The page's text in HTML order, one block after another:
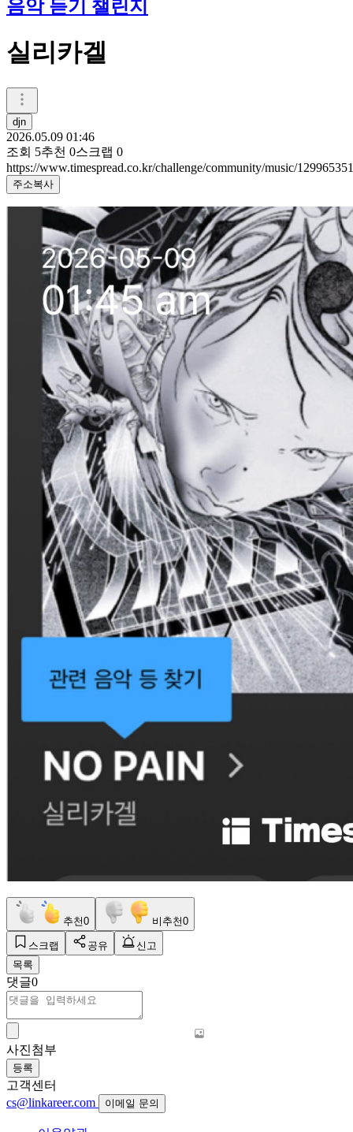
음악 듣기 챌린지
실리카겔
djn
2026.05.09 01:46
조회 5추천 0스크랩 0
https://www.timespread.co.kr/challenge/community/music/129965351
주소복사
추천0 비추천0
스크랩 공유
신고
목록
댓글0
사진첨부
등록
고객센터
cs@linkareer.com
이메일 문의